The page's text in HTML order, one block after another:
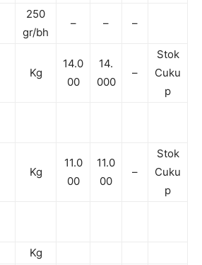
250
gr/bh
– – –
Kg
14.0
00
14.
000
–
Stok
Cuku
p
Kg
11.0
00
11.0
00
–
Stok
Cuku
p
Kg